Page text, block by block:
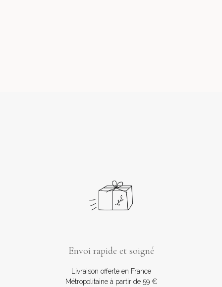
Envoi rapide et soigné
Livraison offerte en France
Métropolitaine à partir de 59 €